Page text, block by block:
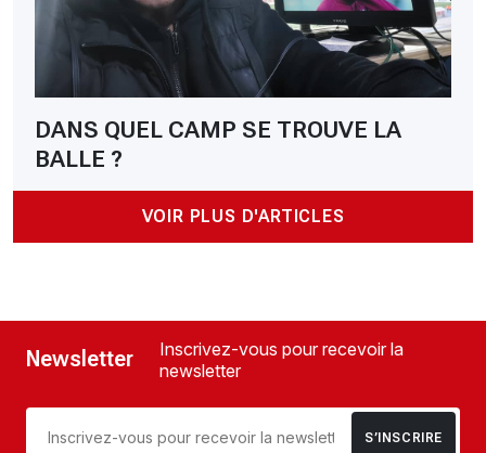
DANS QUEL CAMP SE TROUVE LA
BALLE ?
VOIR PLUS D'ARTICLES
Newsletter
Inscrivez-vous pour recevoir la
newsletter
S’INSCRIRE